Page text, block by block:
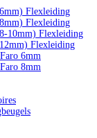
Flexleiding
Flexleiding
10mm) Flexleiding
Flexleiding
6mm
8mm